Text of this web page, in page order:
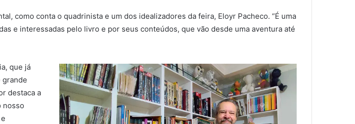
como conta o quadrinista e um dos idealizadores da feira, Eloyr Pacheco. “É uma
e interessadas pelo livro e por seus conteúdos, que vão desde uma aventura até
que já
grande
destaca a
nosso